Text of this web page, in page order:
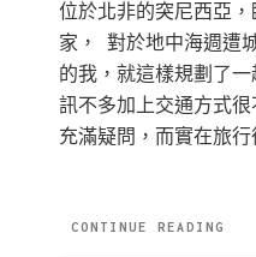
位於北非的突尼西亞
家， 對於地中海週遭
的我，就這樣規劃了
訊不多加上交通方式
充滿疑問，而實在旅行
CONTINUE READING